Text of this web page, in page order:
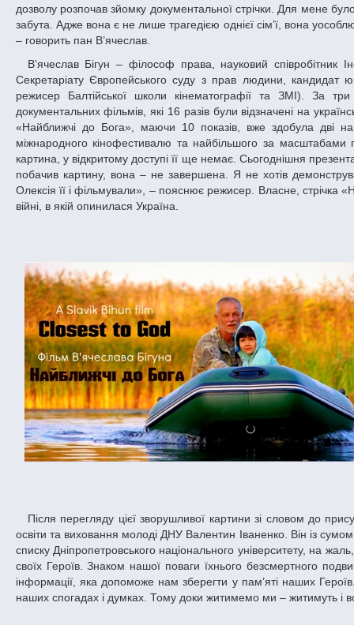
дозволу розпочав зйомку документальної стрічки. Для мене
забута. Адже вона є не лише трагедією однієї сім’ї, вона
– говорить пан В’ячеслав.
В'ячеслав Бігун – філософ права, науковий співробітник Інституту держави і права ім. В. М. Корецького НАН України, був юристом
Секретаріату Європейського суду з прав людини, кандидат
режисер Балтійської школи кінематографії та ЗМІ). За
документальних фільмів, які 16 разів були відзначені на
«Найближчі до Бога», маючи 10 показів, вже здобула дві
міжнародного кінофестивалю та найбільшого за масштабами
картина, у відкритому доступі її ще немає. Сьогоднішня
побачив картину, вона – не завершена. Я не хотів
Олексія її і фільмували», – пояснює режисер. Власне, стрічка
війні, в якій опинилася Україна.
Після перегляду цієї зворушливої картини зі словом до присутніх виступив проректор з науково-педагогічної роботи у сфері гуманітарної
освіти та виховання молоді ДНУ Валентин Іваненко. Він із
списку Дніпропетровського національного університету, на
своїх Героїв. Знаком нашої поваги їхнього безсмертного
інформації, яка допоможе нам зберегти у пам’яті наших
наших спогадах і думках. Тому доки житимемо ми – житимуть і